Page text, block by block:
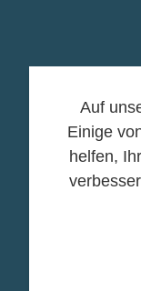
Auf
Einige
helfen,